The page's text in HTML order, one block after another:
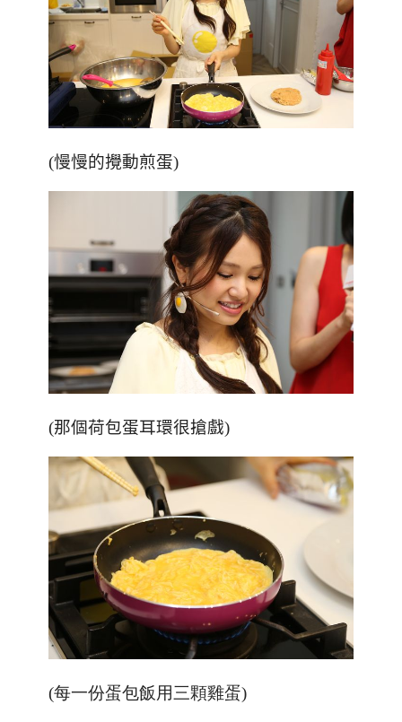
(慢慢的攪動煎蛋)
(那個荷包蛋耳環很搶戲)
(每一份蛋包飯用三顆雞蛋)